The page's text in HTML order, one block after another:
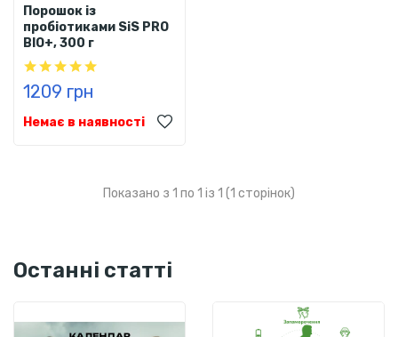
Порошок із
пробіотиками SiS PRO
BIO+, 300 г
1209 грн
Немає в наявності
Показано з 1 по 1 із 1 (1 сторінок)
Останні статті